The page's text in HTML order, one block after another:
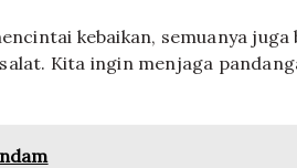
kebaikan, semuanya
Kita ingin menjaga